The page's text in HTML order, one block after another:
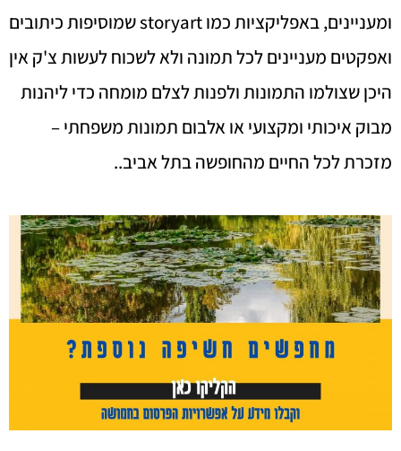
ומעניינים, באפליקציות כמו storyart שמוסיפות כיתובים
ואפקטים מעניינים לכל תמונה ולא לשכוח לעשות צ'ק אין
היכן שצולמו התמונות ולפנות לצלם מומחה כדי ליהנות
מבוק איכותי ומקצועי או אלבום תמונות משפחתי –
מזכרת לכל החיים מהחופשה בתל אביב..